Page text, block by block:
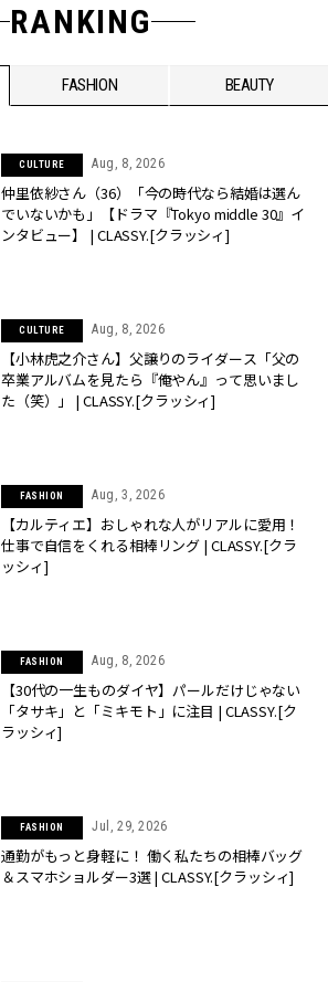
RANKING
FASHION BEAUTY
CULTURE Aug, 8, 2026
仲里依紗さん（36）「今の時代なら結婚は選ん
でいないかも」【ドラマ『Tokyo middle 30』イ
ンタビュー】 | CLASSY.[クラッシィ]
CULTURE Aug, 8, 2026
【小林虎之介さん】父譲りのライダース「父の
卒業アルバムを見たら『俺やん』って思いまし
た（笑）」 | CLASSY.[クラッシィ]
FASHION Aug, 3, 2026
【カルティエ】おしゃれな人がリアルに愛用！
仕事で自信をくれる相棒リング | CLASSY.[クラ
ッシィ]
FASHION Aug, 8, 2026
【30代の一生ものダイヤ】パールだけじゃない
「タサキ」と「ミキモト」に注目 | CLASSY.[ク
ラッシィ]
FASHION Jul, 29, 2026
通勤がもっと身軽に！ 働く私たちの相棒バッグ
＆スマホショルダー3選 | CLASSY.[クラッシィ]